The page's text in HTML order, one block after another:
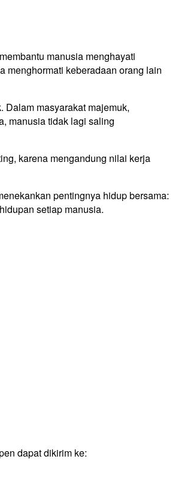
manusia menghayati
menghormati keberadaan orang lain
masyarakat majemuk,
manusia tidak lagi saling
karena mengandung nilai kerja
pentingnya hidup bersama:
setiap manusia.
dapat dikirim ke: